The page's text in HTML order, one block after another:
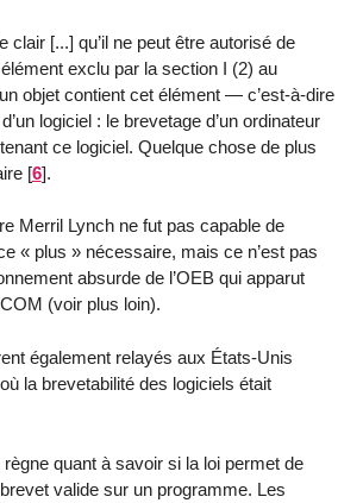
clair [...] qu’il ne peut être autorisé de
exclu par la section I (2) au
objet contient cet élément — c’est-à-dire
logiciel : le brevetage d’un ordinateur
ce logiciel. Quelque chose de plus
[6].
Merril Lynch ne fut pas capable de
« plus » nécessaire, mais ce n’est pas
absurde de l’OEB qui apparut
(voir plus loin).
également relayés aux États-Unis
la brevetabilité des logiciels était
règne quant à savoir si la loi permet de
valide sur un programme. Les